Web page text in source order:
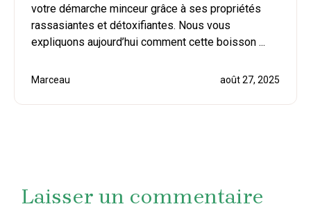
votre démarche minceur grâce à ses propriétés
rassasiantes et détoxifiantes. Nous vous
expliquons aujourd’hui comment cette boisson ...
Marceau août 27, 2025
Laisser un commentaire